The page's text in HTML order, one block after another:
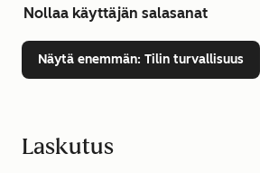
Nollaa käyttäjän salasanat
Näytä enemmän: Tilin turvallisuus
Laskutus